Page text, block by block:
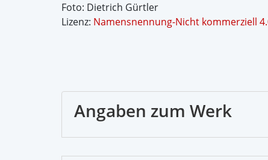
Foto: Dietrich Gürtler
Lizenz: Namensnennung-Nicht kommerziell
Angaben zum Werk